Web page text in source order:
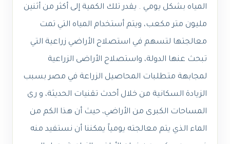
المياه بشكل يومي . يقدر تلك الكمية إلى أكثر من أثنين
مليون متر مكعب، ويتم أستخدام المياه التي تمت
معالجتها لتسهم في استصلاح الأراضي زراعية التي
تبحث عنها الدولة، واستصلاح الأراضى الزراعية
لمجابهة متطلبات المحاصيل الزراعة في مصر بسبب
الزيادة السكانية من خلال أحدث تقنيات الحديثة، و رى
المساحات الكبرى من الأراضي، حيث أن هذا الكم من
الماء الذي يتم معالجته يومياً يمكننا أن نستفيد منه